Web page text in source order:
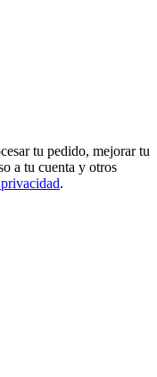
tu pedido, mejorar tu
a tu cuenta y otros
.